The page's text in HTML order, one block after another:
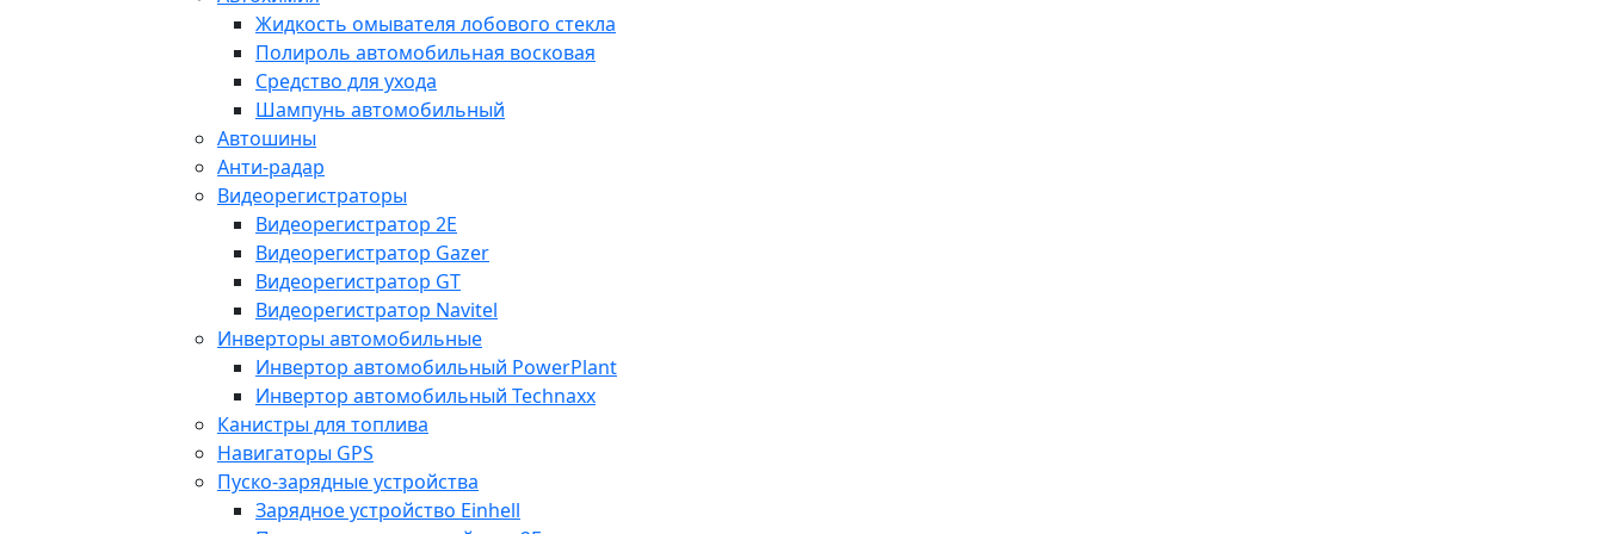
Жидкость омывателя лобового стекла
Полироль автомобильная восковая
Средство для ухода
Шампунь автомобильный
Автошины
Анти-радар
Видеорегистраторы
Видеорегистратор 2E
Видеорегистратор Gazer
Видеорегистратор GT
Видеорегистратор Navitel
Инверторы автомобильные
Инвертор автомобильный PowerPlant
Инвертор автомобильный Technaxx
Канистры для топлива
Навигаторы GPS
Пуско-зарядные устройства
Зарядное устройство Einhell